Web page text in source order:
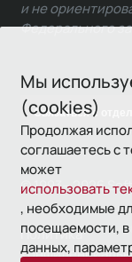
Мы
(cookies)
Продолжая
соглашаетесь с
может
использовать
, необходимые
посещаемости,
данных,
Связаться с
и не
Федерального
© 1993—2026
Политика